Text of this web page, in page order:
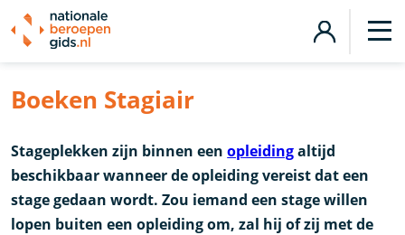
Boeken Stagiair
Stageplekken zijn binnen eenopleidingaltijd
beschikbaar wanneer de opleiding vereist dat een
stage gedaan wordt. Zou iemand een stage willen
lopen buiten een opleiding om, zal hij of zij met de